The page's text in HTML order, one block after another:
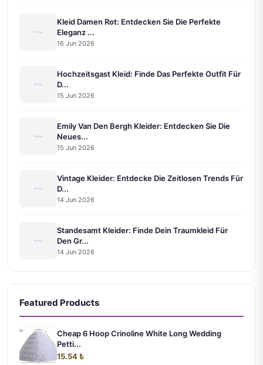
Kleid Damen Rot: Entdecken Sie Die Perfekte
Eleganz ...
16 Jun 2026
Hochzeitsgast Kleid: Finde Das Perfekte Outfit Für
D...
15 Jun 2026
Emily Van Den Bergh Kleider: Entdecken Sie Die
Neues...
15 Jun 2026
Vintage Kleider: Entdecke Die Zeitlosen Trends Für
D...
14 Jun 2026
Standesamt Kleider: Finde Dein Traumkleid Für
Den Gr...
14 Jun 2026
Featured Products
Cheap 6 Hoop Crinoline White Long Wedding
Petti...
15.54 ₺